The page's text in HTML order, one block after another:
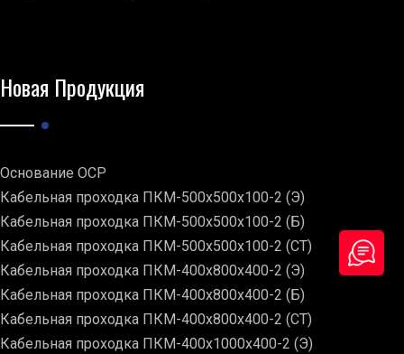
Новая Продукция
Основание ОСР
Кабельная проходка ПКМ-500х500х100-2 (Э)
Кабельная проходка ПКМ-500х500х100-2 (Б)
Кабельная проходка ПКМ-500х500х100-2 (СТ)
Кабельная проходка ПКМ-400х800х400-2 (Э)
Кабельная проходка ПКМ-400х800х400-2 (Б)
Кабельная проходка ПКМ-400х800х400-2 (СТ)
Кабельная проходка ПКМ-400х1000х400-2 (Э)